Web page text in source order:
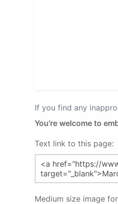
If you find any
You're welcome to
Text link to this page:
Medium size image